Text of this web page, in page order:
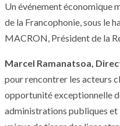
Un événement économique
de la Francophonie, sous le
MACRON, Président de la
Marcel Ramanatsoa,
pour rencontrer les acteurs
opportunité exceptionnelle
administrations publiques et